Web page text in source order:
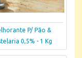
P/ Pão &
0,5% - 1 Kg